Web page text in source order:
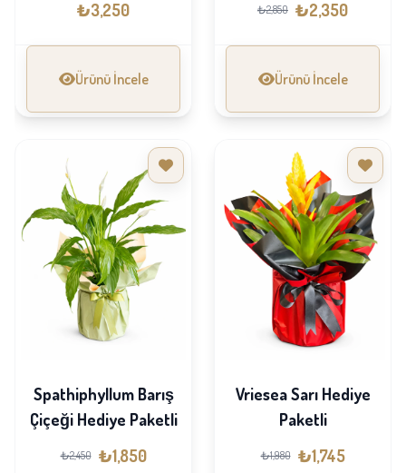
₺3,250
Ürünü İncele
₺2,850 ₺2,350
Ürünü İncele
Spathiphyllum Barış
Çiçeği Hediye Paketli
₺2,450 ₺1,850
Vriesea Sarı Hediye
Paketli
₺1,980 ₺1,745